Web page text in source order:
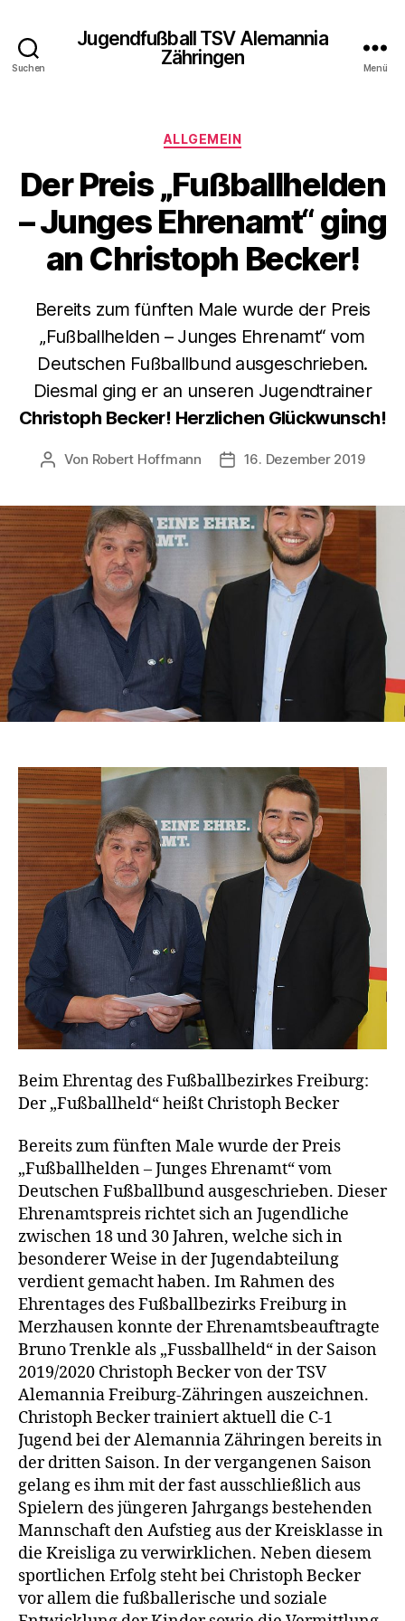
Suchen
Jugendfußball TSV Alemannia
Zähringen
Menü
Kategorien
ALLGEMEIN
Der Preis „Fußballhelden
– Junges Ehrenamt“ ging
an Christoph Becker!
Bereits zum fünften Male wurde der Preis
„Fußballhelden – Junges Ehrenamt“ vom
Deutschen Fußballbund ausgeschrieben.
Diesmal ging er an unseren Jugendtrainer
Christoph Becker! Herzlichen Glückwunsch!
Beitragsautor
Von Robert Hoffmann Veröffentlichungsdatum
16. Dezember 2019
Beim Ehrentag des Fußballbezirkes Freiburg:
Der „Fußballheld“ heißt Christoph Becker
Bereits zum fünften Male wurde der Preis
„Fußballhelden – Junges Ehrenamt“ vom
Deutschen Fußballbund ausgeschrieben. Dieser
Ehrenamtspreis richtet sich an Jugendliche
zwischen 18 und 30 Jahren, welche sich in
besonderer Weise in der Jugendabteilung
verdient gemacht haben. Im Rahmen des
Ehrentages des Fußballbezirks Freiburg in
Merzhausen konnte der Ehrenamtsbeauftragte
Bruno Trenkle als „Fussballheld“ in der Saison
2019/2020 Christoph Becker von der TSV
Alemannia Freiburg-Zähringen auszeichnen.
Christoph Becker trainiert aktuell die C-1
Jugend bei der Alemannia Zähringen bereits in
der dritten Saison. In der vergangenen Saison
gelang es ihm mit der fast ausschließlich aus
Spielern des jüngeren Jahrgangs bestehenden
Mannschaft den Aufstieg aus der Kreisklasse in
die Kreisliga zu verwirklichen. Neben diesem
sportlichen Erfolg steht bei Christoph Becker
vor allem die fußballerische und soziale